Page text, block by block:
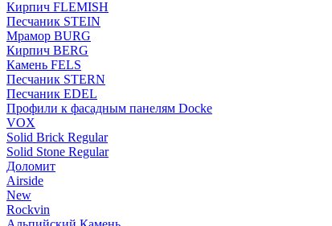
Кирпич FLEMISH
Пес­ча­ник STEIN
Мрамор BURG
Кирпич BERG
Камень FELS
Пес­ча­ник STERN
Пес­ча­ник EDEL
Профили к фасадным панелям Docke
VOX
Solid Brick Regular
Solid Stone Regular
Доломит
Airside
New
Rockvin